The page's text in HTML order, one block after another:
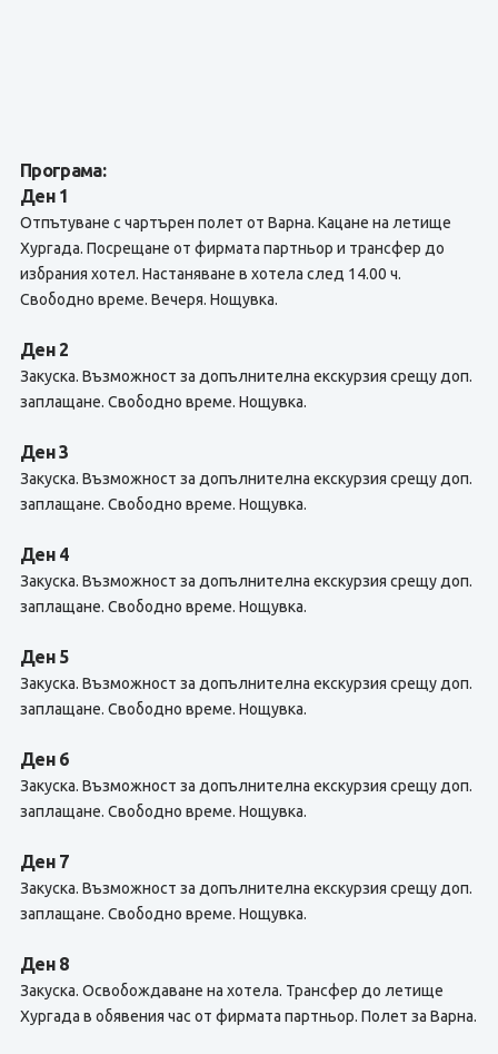
Програма:
Ден 1
Отпътуване с чартърен полет от Варна. Кацане на летище
Хургада. Посрещане от фирмата партньор и трансфер до
избрания хотел. Настаняване в хотела след 14.00 ч.
Свободно време. Вечеря. Нощувка.
Ден 2
Закуска. Възможност за допълнителна екскурзия срещу доп.
заплащане. Свободно време. Нощувка.
Ден 3
Закуска. Възможност за допълнителна екскурзия срещу доп.
заплащане. Свободно време. Нощувка.
Ден 4
Закуска. Възможност за допълнителна екскурзия срещу доп.
заплащане. Свободно време. Нощувка.
Ден 5
Закуска. Възможност за допълнителна екскурзия срещу доп.
заплащане. Свободно време. Нощувка.
Ден 6
Закуска. Възможност за допълнителна екскурзия срещу доп.
заплащане. Свободно време. Нощувка.
Ден 7
Закуска. Възможност за допълнителна екскурзия срещу доп.
заплащане. Свободно време. Нощувка.
Ден 8
Закуска. Освобождаване на хотела. Трансфер до летище
Хургада в обявения час от фирмата партньор. Полет за Варна.